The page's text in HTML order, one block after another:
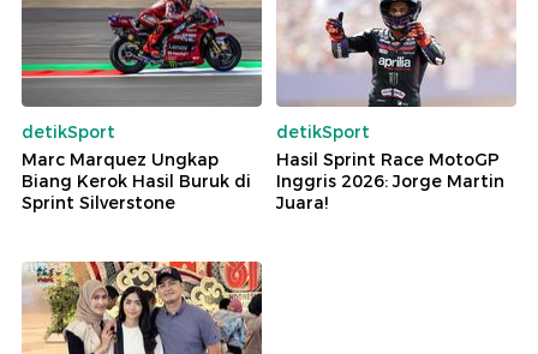
detikSport
Marc Marquez Ungkap
Biang Kerok Hasil Buruk di
Sprint Silverstone
detikSport
Hasil Sprint Race MotoGP
Inggris 2026: Jorge Martin
Juara!